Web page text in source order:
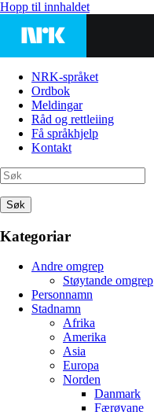
Hopp til innhaldet
NRK-språket
Ordbok
Meldingar
Råd og rettleiing
Få språkhjelp
Kontakt
Søk
Kategoriar
Andre omgrep
Støytande omgrep
Personnamn
Stadnamn
Afrika
Amerika
Asia
Europa
Norden
Danmark
Færøyane